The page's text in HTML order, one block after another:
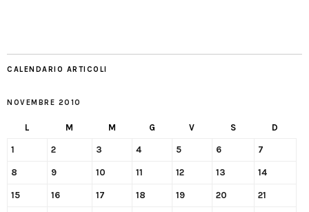
CALENDARIO ARTICOLI
NOVEMBRE 2010
L M M G V S D
1 2 3 4 5 6 7
8 9 10 11 12 13 14
15 16 17 18 19 20 21